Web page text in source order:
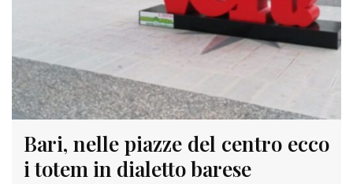
Bari, nelle piazze del centro ecco
i totem in dialetto barese